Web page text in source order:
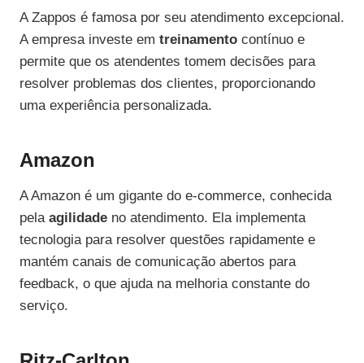
A Zappos é famosa por seu atendimento excepcional.
A empresa investe em treinamento contínuo e
permite que os atendentes tomem decisões para
resolver problemas dos clientes, proporcionando
uma experiência personalizada.
Amazon
A Amazon é um gigante do e-commerce, conhecida
pela agilidade no atendimento. Ela implementa
tecnologia para resolver questões rapidamente e
mantém canais de comunicação abertos para
feedback, o que ajuda na melhoria constante do
serviço.